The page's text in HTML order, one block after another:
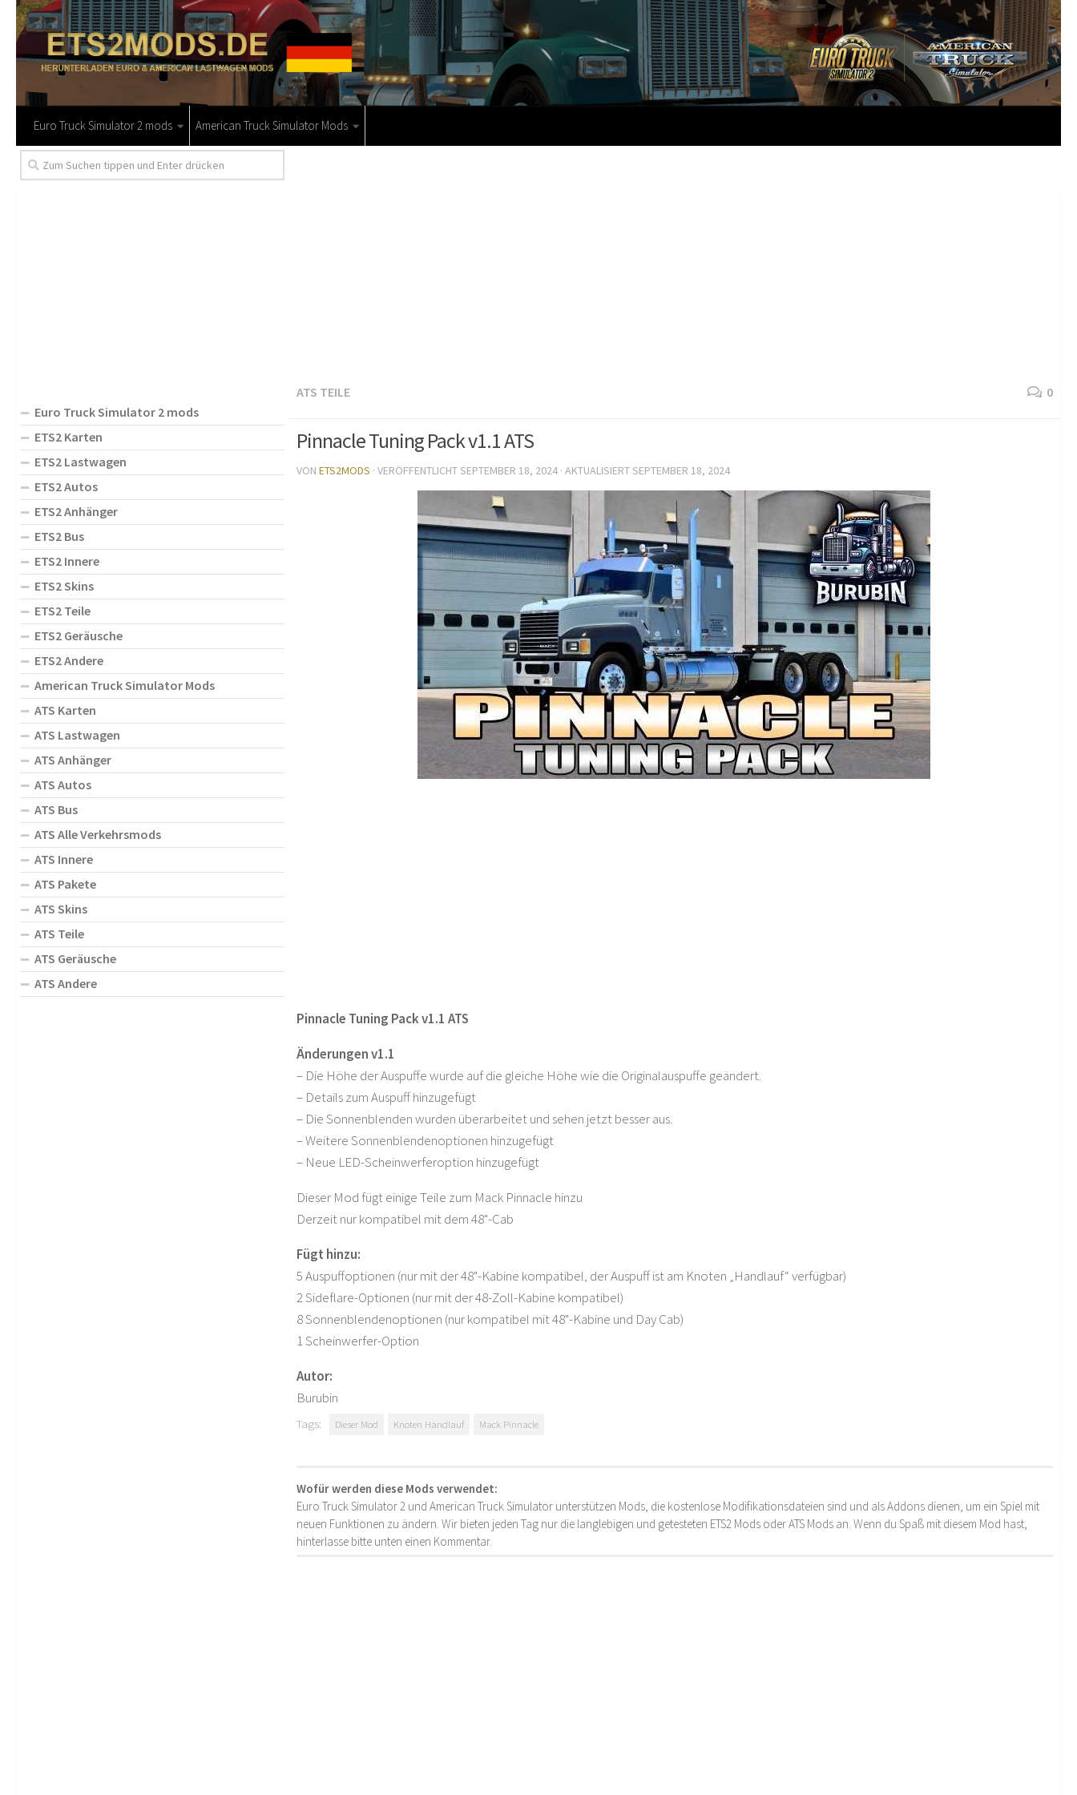
Euro Truck Simulator 2 mods American Truck Simulator Mods
ATS TEILE 0
Pinnacle Tuning Pack v1.1 ATS
VON ETS2MODS · VERÖFFENTLICHTSEPTEMBER 18, 2024 · AKTUALISIERTSEPTEMBER 18, 2024
Pinnacle Tuning Pack v1.1 ATS
Änderungen v1.1
– Die Höhe der Auspuffe wurde auf die gleiche Höhe wie die Originalauspuffe geändert.
– Details zum Auspuff hinzugefügt
– Die Sonnenblenden wurden überarbeitet und sehen jetzt besser aus.
– Weitere Sonnenblendenoptionen hinzugefügt
– Neue LED-Scheinwerferoption hinzugefügt
Dieser Mod fügt einige Teile zum Mack Pinnacle hinzu
Derzeit nur kompatibel mit dem 48"-Cab
Fügt hinzu:
5 Auspuffoptionen (nur mit der 48"-Kabine kompatibel, der Auspuff ist am Knoten „Handlauf“ verfügbar)
2 Sideflare-Optionen (nur mit der 48-Zoll-Kabine kompatibel)
8 Sonnenblendenoptionen (nur kompatibel mit 48"-Kabine und Day Cab)
1 Scheinwerfer-Option
Autor:
Burubin
Tags: Dieser Mod Knoten Handlauf Mack Pinnacle
Wofür werden diese Mods verwendet:
Euro Truck Simulator 2 und American Truck Simulator unterstützen Mods, die kostenlose Modifikationsdateien sind und als Addons dienen, um ein Spiel mit
neuen Funktionen zu ändern. Wir bieten jeden Tag nur die langlebigen und getesteten ETS2 Mods oder ATS Mods an. Wenn du Spaß mit diesem Mod hast,
hinterlasse bitte unten einen Kommentar.
Euro Truck Simulator 2 mods
ETS2 Karten
ETS2 Lastwagen
ETS2 Autos
ETS2 Anhänger
ETS2 Bus
ETS2 Innere
ETS2 Skins
ETS2 Teile
ETS2 Geräusche
ETS2 Andere
American Truck Simulator Mods
ATS Karten
ATS Lastwagen
ATS Anhänger
ATS Autos
ATS Bus
ATS Alle Verkehrsmods
ATS Innere
ATS Pakete
ATS Skins
ATS Teile
ATS Geräusche
ATS Andere